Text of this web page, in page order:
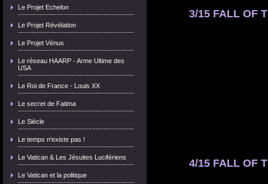
Le Projet Echelon
Le Projet Révélation
Le Projet Vénus
Le réseau HAARP - Arme Ultime des
USA
Le Roi de France - Louis XX
Le secret de Fatima
Le Siècle
Le temps n'existe pas !
Le Vatican & Les Jésuites Lucifériens
Le Vatican et la politique
3/15 FALL OF
4/15 FALL OF